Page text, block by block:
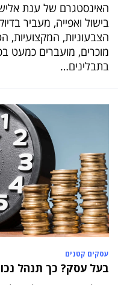
האינסטגרם של ענת
בישול ואפייה, מעביר
הצבעוניות, המקצועיות,
מוכרים, מועברים כמעט
בתבלינים…
עסקים קטנים
בעל עסק? כך תנהל